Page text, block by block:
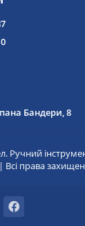
Бандери, 8
Ручний
Всі права